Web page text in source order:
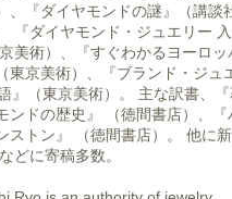
、『ダイヤモンドの謎』（講談
『ダイヤモンド・ジュエリー 入
美術）、『すぐわかるヨーロッ
東京美術）、『ブランド・ジュ
』（東京美術）。 主な訳書、『
ンドの歴史』 （徳間書店）、『
ストン』 （徳間書店）。 他に新
どに寄稿多数。